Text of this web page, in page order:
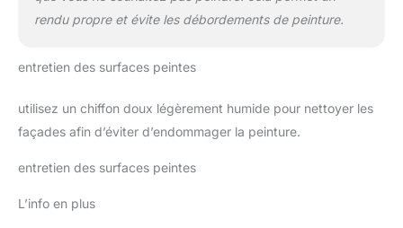
rendu propre et évite les débordements de peinture.
entretien des surfaces peintes
utilisez un chiffon doux légèrement humide pour nettoyer les
façades afin d’éviter d’endommager la peinture.
entretien des surfaces peintes
L’info en plus